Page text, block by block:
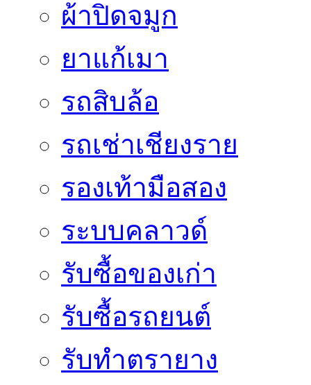
ผ้าปิดจมูก
ยาแก้เมา
รถสิบล้อ
รถเช่าเชียงราย
รองเท้ามือสอง
ระบบคลาวด์
รับซื้อของเก่า
รับซื้อรถยนต์
รับทำตรายาง